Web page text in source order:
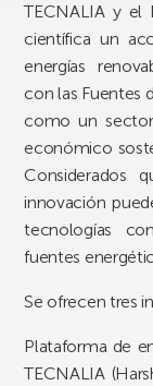
TECNALIA y el
científica un
energías
con las Fuentes
como un
económico
Considerados
innovación
tecnologías
fuentes
Se ofrecen tres
Plataforma de
TECNALIA